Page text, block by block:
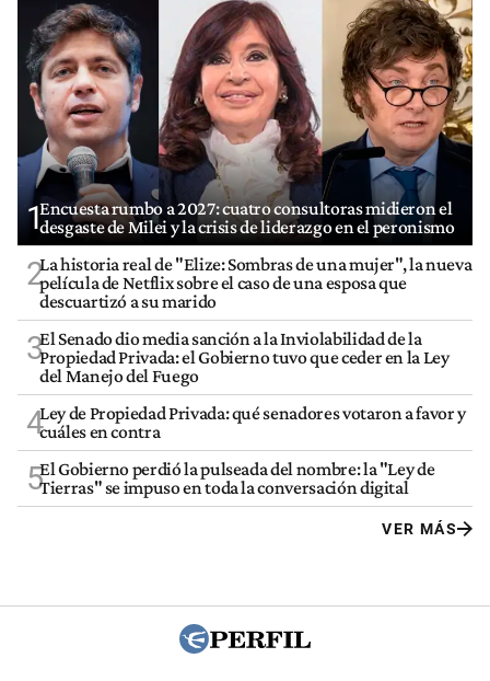
1Encuesta rumbo a 2027: cuatro consultoras midieron el
desgaste de Milei y la crisis de liderazgo en el peronismo
2La historia real de "Elize: Sombras de una mujer", la nueva
película de Netflix sobre el caso de una esposa que
descuartizó a su marido
3El Senado dio media sanción a la Inviolabilidad de la
Propiedad Privada: el Gobierno tuvo que ceder en la Ley
del Manejo del Fuego
4Ley de Propiedad Privada: qué senadores votaron a favor y
cuáles en contra
5El Gobierno perdió la pulseada del nombre: la "Ley de
Tierras" se impuso en toda la conversación digital
VER MÁS